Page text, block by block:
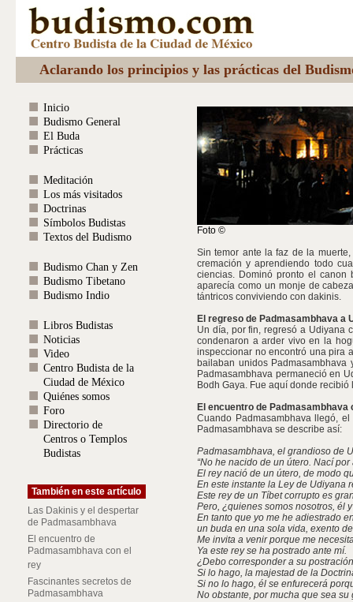
Aclarando los principios y las prácticas del
Foto ©
Sin temor ante la faz de la
cremación y aprendiendo todo
ciencias. Dominó pronto el canon
aparecía como un monje de
tántricos conviviendo con dakinis.
El regreso de Padmasambhava a
Un día, por fin, regresó a Udiyana
condenaron a arder vivo en la
inspeccionar no encontró una pira
bailaban unidos
Padmasambhava permaneció en
Bodh Gaya. Fue aquí donde
El encuentro de Padmasambhava
Cuando Padmasambhava llegó,
Padmasambhava se describe así:
Padmasambhava, el grandioso de
“No he nacido de un útero. Nací
El rey nació de un útero, de modo
En este instante la Ley de Udiyana
Este rey de un Tíbet corrupto es
Pero, ¿quienes somos nosotros, él
En tanto que yo me he adiestrado
un buda en una sola vida, exento
Me invita a venir porque me
Ya este rey se ha postrado ante mí.
¿Debo corresponder a su
Si lo hago, la majestad de la
Si no lo hago, él se enfurecerá
No obstante, por mucha que sea
Inicio
Budismo General
El Buda
Prácticas
Meditación
Los más visitados
Doctrinas
Símbolos Budistas
Textos del Budismo
Budismo Chan y Zen
Budismo Tibetano
Budismo Indio
Libros Budistas
Noticias
Video
Centro Budista de la
Ciudad de México
Quiénes somos
Foro
Directorio de
Centros o Templos
Budistas
También en este artículo
Las Dakinis y el despertar
de Padmasambhava
El encuentro de
Padmasambhava con el
rey
Fascinantes secretos de
Padmasambhava